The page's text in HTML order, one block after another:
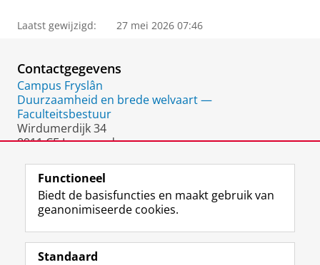
Laatst gewijzigd: 27 mei 2026 07:46
Contactgegevens
Campus Fryslân
Duurzaamheid en brede welvaart —
Faculteitsbestuur
Wirdumerdijk 34
8911 CE Leeuwarden
Volg de RUG
F
a
L
i
R
S
I
n
Y
o
Functioneel
Biedt de basisfuncties en maakt gebruik van
geanonimiseerde cookies.
Standaard